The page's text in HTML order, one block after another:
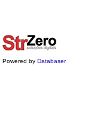
Powered by Databaser